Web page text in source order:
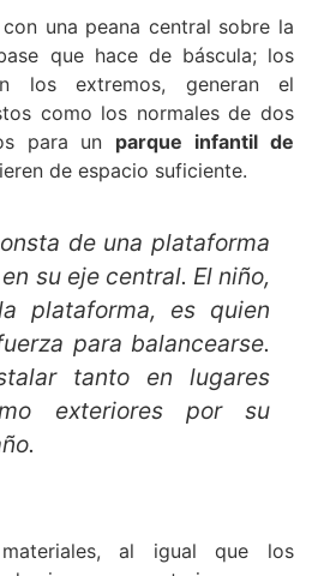
una peana central sobre la
que hace de báscula; los
los extremos, generan el
como los normales de dos
para un parque infantil de
de espacio suficiente.
de una plataforma
su eje central. El niño,
plataforma, es quien
para balancearse.
tanto en lugares
exteriores por su
al igual que los